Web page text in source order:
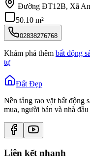
Đường ĐT12B, Xã
50.10 m²
02838276768
Khám phá thêm bất động
tự
Đất Đẹp
Nền tảng rao vặt bất động
mua, người bán và nhà
Liên kết nhanh